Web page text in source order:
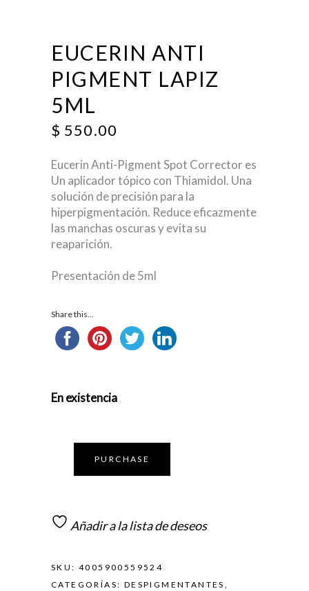
EUCERIN ANTI
PIGMENT LAPIZ
5ML
$ 550.00
Eucerin Anti-Pigment Spot Corrector es
Un aplicador tópico con Thiamidol. Una
solución de precisión para la
hiperpigmentación. Reduce eficazmente
las manchas oscuras y evita su
reaparición.
Presentación de 5ml
Share this...
En existencia
PURCHASE
Añadir a la lista de deseos
SKU: 4005900559524
CATEGORÍAS: DESPIGMENTANTES ,